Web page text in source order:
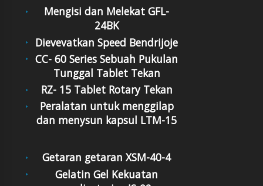
Mengisi dan Melekat GFL-
24BK
Dievevatkan Speed Bendrijoje
CC- 60 Series Sebuah Pukulan
Tunggal Tablet Tekan
RZ- 15 Tablet Rotary Tekan
Peralatan untuk menggilap
dan menysun kapsul LTM-15
Getaran getaran XSM-40-4
Gelatin Gel Kekuatan